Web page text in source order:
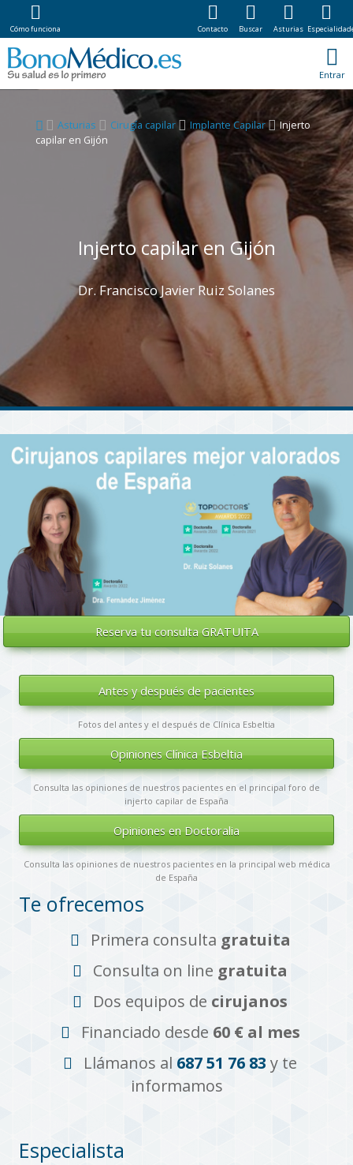
Entrar
Asturias Cirugía capilar Implante Capilar
Injerto
capilar en Gijón
Injerto capilar en Gijón
Dr. Francisco Javier Ruiz Solanes
Reserva tuconsulta GRATUITA
Antes y después de pacientes
Fotos del antes y el después de Clínica Esbeltia
Opiniones Clínica Esbeltia
Consulta las opiniones de nuestros pacientes en el principal foro de
injerto capilar de España
Opiniones en Doctoralia
Consulta las opiniones de nuestros pacientes en la principal web médica
de España
Te ofrecemos
Primera consulta gratuita
Consulta on line gratuita
Dos equipos de cirujanos
Financiado desde 60 € al mes
Llámanos al 687 51 76 83 y te
informamos
Especialista
Cómo funciona Contacto Buscar Asturias